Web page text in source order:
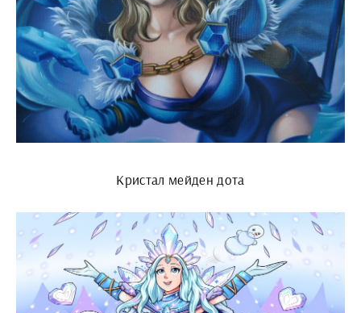
Кристал мейден дота